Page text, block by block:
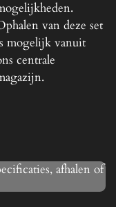
van deze set
mogelijk vanuit
centrale
afhalen of